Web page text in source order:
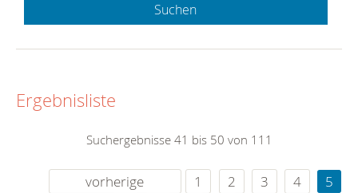
Suchen
Ergebnisliste
Suchergebnisse 41 bis 50 von 111
vorherige 1 2 3 4
5